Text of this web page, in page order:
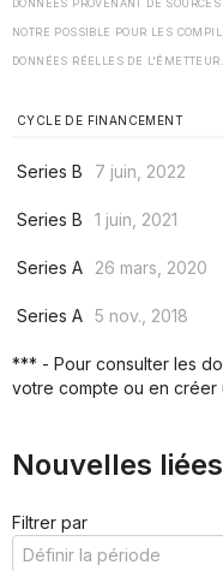
DONNÉES PROVENANT DE
NOTRE POSSIBLE POUR LES
DONNÉES RÉELLES DE L'ÉMETTEUR.
CYCLE DE FINANCEMENT
Series B
7 juin, 2022
Series B
1 juin, 2021
Series A
26 mars, 2020
Series A 5 nov., 2018
*** - Pour consulter les
votre compte ou en créer
Nouvelles
Filtrer par